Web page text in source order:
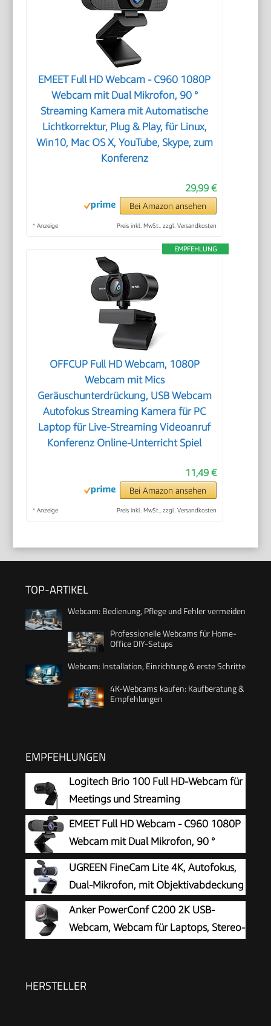
EMEET Full HD Webcam - C960 1080P
Webcam mit Dual Mikrofon, 90 °
Streaming Kamera mit Automatische
Lichtkorrektur, Plug & Play, für Linux,
Win10, Mac OS X, YouTube, Skype, zum
Konferenz
29,99 €
Bei Amazon ansehen
* Anzeige Preis inkl. MwSt., zzgl. Versandkosten
EMPFEHLUNG
OFFCUP Full HD Webcam, 1080P
Webcam mit Mics
Geräuschunterdrückung, USB Webcam
Autofokus Streaming Kamera für PC
Laptop für Live-Streaming Videoanruf
Konferenz Online-Unterricht Spiel
11,49 €
Bei Amazon ansehen
* Anzeige Preis inkl. MwSt., zzgl. Versandkosten
TOP-ARTIKEL
Webcam: Bedienung, Pflege und Fehler vermeiden
Professionelle Webcams für Home-
Office DIY-Setups
Webcam: Installation, Einrichtung & erste Schritte
4K-Webcams kaufen: Kaufberatung &
Empfehlungen
EMPFEHLUNGEN
Logitech Brio 100 Full HD-Webcam für
Meetings und Streaming
EMEET Full HD Webcam - C960 1080P
Webcam mit Dual Mikrofon, 90 °
Streaming Kamera mit Automatische
Lichtkorrektur, Plug & Play, für Linux, Win10, Mac
OS X, YouTube, Skype, zum Konferenz
UGREEN FineCam Lite 4K, Autofokus,
Dual-Mikrofon, mit Objektivabdeckung
Anker PowerConf C200 2K USB-
Webcam, Webcam für Laptops, Stereo-
HERSTELLER